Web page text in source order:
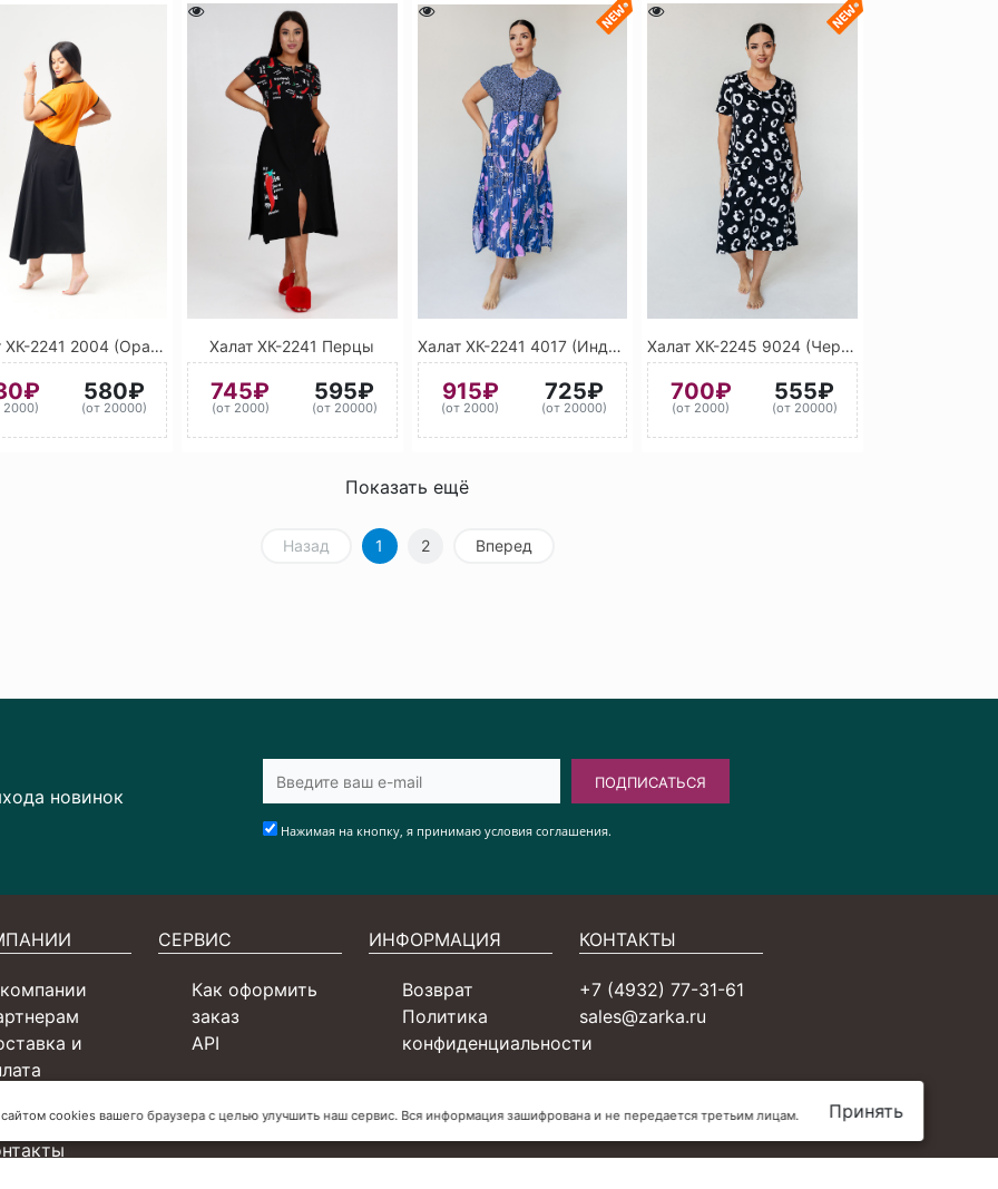
Халат ХК-2241 2004 (Оранжевый)
2000)
580₽
(от 20000)
Халат ХК-2241 Перцы
745₽
(от 2000)
595₽
(от 20000)
Халат ХК-2241 4017 (Индиго) 9010 (Белый)
915₽
(от 2000)
725₽
(от 20000)
Халат ХК-2245 9024 (Черный) 9010 (Белый)
700₽
(от 2000)
555₽
(от 20000)
Показать ещё
Назад 1 2 Вперед
новинок
ПОДПИСАТЬСЯ
Нажимая на кнопку, я принимаю условия соглашения.
и
для СП
СЕРВИС
Как оформить
заказ
API
ИНФОРМАЦИЯ
Возврат
Политика
конфиденциальности
КОНТАКТЫ
+7 (4932) 77-31-61
sales@zarka.ru
cookies вашего браузера с целью улучшить наш сервис. Вся информация зашифрована и не передается третьим лицам. Принять